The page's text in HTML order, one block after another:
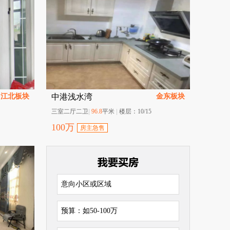
江北板块 中港浅水湾 金东板块
三室二厅二卫 96.8平米 楼层： 10/15
100万 房主急售